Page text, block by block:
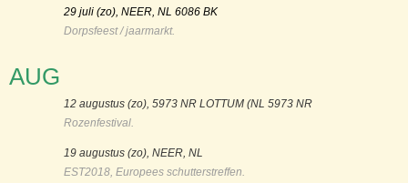
29 juli (zo), NEER, NL 6086 BK
Dorpsfeest / jaarmarkt.
AUG
12 augustus (zo), 5973 NR LOTTUM (NL 5973 NR
Rozenfestival.
19 augustus (zo), NEER, NL
EST2018, Europees schutterstreffen.